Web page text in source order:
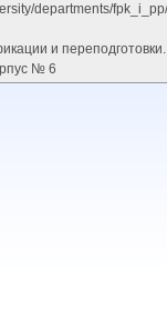
departments/
и
№ 6